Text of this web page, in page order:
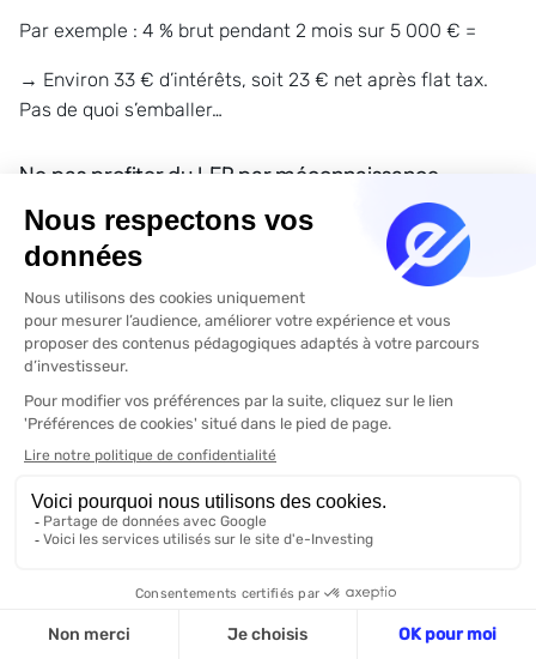
Par exemple : 4 % brut pendant 2 mois sur 5 000 € =
→ Environ 33 € d’intérêts, soit 23 € net après flat tax.
Pas de quoi s’emballer…
Ne pas profiter du LEP par méconnaissance
Le Livret d’Épargne Populaire (LEP) est trop souvent
ignoré, alors qu’il offre un taux bien plus élevé que le
Livret A (actuellement 5 % net), une exonération d’impôts
totale, une protection contre l’inflation.
Pourtant, près de 50 % des Français éligibles ne l’ont pas
ouvert, par ignorance ou par par ignorance ou par
négligence. C’est souvent le meilleur livret du marché,
pour un public pourtant plus vulnérable.
Vérifiez votre éligibilité au LEP Il suffit de consulter
votre avis d’imposition. Si votre revenu fiscal de